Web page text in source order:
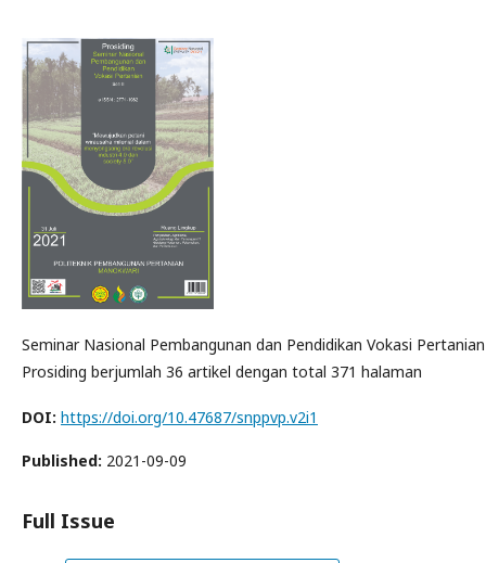
Seminar Nasional Pembangunan dan Pendidikan Vokasi
Prosiding berjumlah 36 artikel dengan total 371 halaman
DOI: https://doi.org/10.47687/snppvp.v2i1
Published: 2021-09-09
Full Issue